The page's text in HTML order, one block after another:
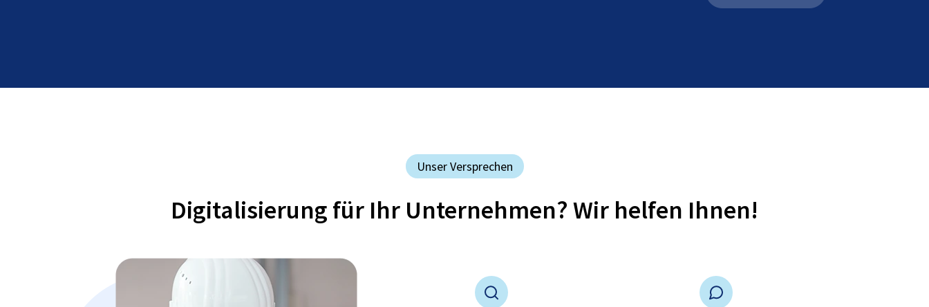
Unser Versprechen
Digitalisierung für Ihr Unternehmen? Wir helfen Ihnen!